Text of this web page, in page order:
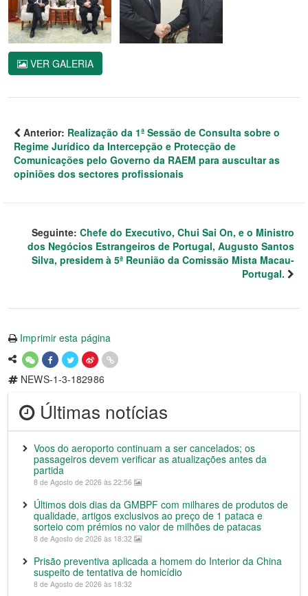
VER GALERIA
Anterior: Realização da 1ª Sessão de Consulta sobre o
Regime Jurídico da Intercepção e Protecção de
Comunicações pelo Governo da RAEM para auscultar as
opiniões dos sectores profissionais
Seguinte: Chefe do Executivo, Chui Sai On, e o Ministro
dos Negócios Estrangeiros de Portugal, Augusto Santos
Silva, presidem à 5ª Reunião da Comissão Mista Macau-
Portugal.
Imprimir esta página
NEWS-1-3-182986
Últimas notícias
Voos do aeroporto continuam a ser cancelados; os
passageiros devem verificar as atualizações antes da
partida
8 de Agosto de 2026 às 22:56
Últimos dois dias da GMBPF com milhares de produtos de
qualidade, artigos exclusivos ao preço de 1 pataca e
sorteio com prémios no valor de milhões de patacas
8 de Agosto de 2026 às 18:32
Prisão preventiva aplicada a homem do Interior da China
suspeito de tentativa de homicídio
8 de Agosto de 2026 às 18:32